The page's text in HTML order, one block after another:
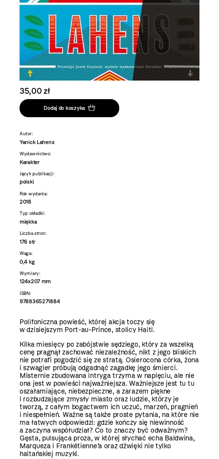
35,00 zł
Dodaj do koszyka
Autor:
Yanick Lahens
Wydawnictwo:
Karakter
Język publikacji:
polski
Rok wydania:
2018
Typ okładki:
miękka
Liczba stron:
176 str
Waga:
0,4 kg
Wymiary:
124x207 mm
ISBN:
9788365271884
Polifoniczna powieść, której akcja toczy się
w dzisiejszym Port-au-Prince, stolicy Haiti.
Kilka miesięcy po zabójstwie sędziego, który za wszelką
cenę pragnął zachować niezależność, nikt z jego bliskich
nie potrafi pogodzić się ze stratą. Osierocona córka, żona
i szwagier próbują odgadnąć zagadkę jego śmierci.
Misternie zbudowana intryga trzyma w napięciu, ale nie
ona jest w powieści najważniejsza. Ważniejsze jest tu tu
oszałamiające, niebezpieczne, a zarazem piękne
i rozbudzające zmysły miasto oraz ludzie, którzy je
tworzą, z całym bogactwem ich uczuć, marzeń, pragnień
i niespełnień. Ważne są także proste pytania, na które nie
ma łatwych odpowiedzi: gdzie kończy się niewinność
a zaczyna współudział? Co to znaczy być odważnym?
Gęsta, pulsująca proza, w której słychać echa Baldwina,
Marqueza i Frankétienne’a oraz dźwięki nie tylko
haitańskiej muzyki.